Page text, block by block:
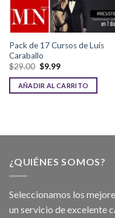
Pack de 17 Cursos de Luis
Caraballo
$29.00 $9.99
AÑADIR AL CARRITO
¿QUIÉNES SOMOS?
Seleccionamos los
un servicio de excelente